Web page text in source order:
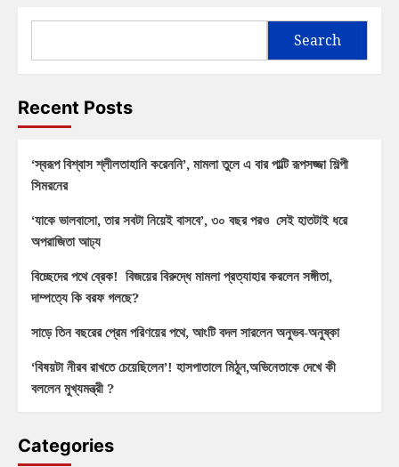
Search
Recent Posts
‘স্বরূপ বিশ্বাস শ্লীলতাহানি করেননি’, মামলা তুলে এ বার পাল্টি রূপসজ্জা শিল্পী
সিমরনের
‘যাকে ভালবাসো, তার সবটা নিয়েই বাসবে’, ৩০ বছর পরও সেই হাতটাই ধরে
অপরাজিতা আঢ্য
বিচ্ছেদের পথে ব্রেক! বিজয়ের বিরুদ্ধে মামলা প্রত্যাহার করলেন সঙ্গীতা,
দাম্পত্যে কি বরফ গলছে?
সাড়ে তিন বছরের প্রেম পরিণয়ের পথে, আংটি বদল সারলেন অনুভব-অনুষ্কা
‘বিষয়টা নীরব রাখতে চেয়েছিলেন’! হাসপাতালে মিঠুন,অভিনেতাকে দেখে কী
বললেন মুখ্যমন্ত্রী ?
Categories